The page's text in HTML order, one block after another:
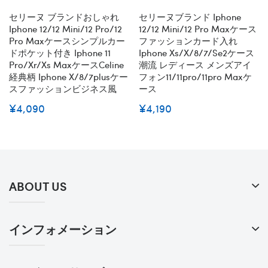
セリーヌ ブランドおしゃれ
Iphone 12/12 Mini/12 Pro/12
Pro Maxケースシンプルカー
ドポケット付き Iphone 11
Pro/xr/xs Maxケースceline
経典柄 Iphone X/8/7plusケー
スファッションビジネス風
¥4,090
セリーヌブランド Iphone
12/12 Mini/12 Pro Maxケース
ファッションカード入れ
Iphone Xs/x/8/7/se2ケース
潮流 レディース メンズアイ
フォン11/11pro/11pro Maxケ
ース
¥4,190
ABOUT US
インフォメーション